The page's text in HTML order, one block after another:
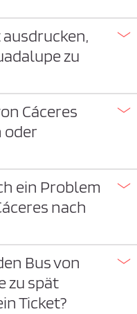
zu
Cáceres
oder
ein Problem
nach
Bus von
zu spät
Ticket?